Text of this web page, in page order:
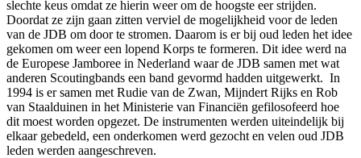
slechte keus omdat ze hierin weer om de hoogste eer strijden.
Doordat ze zijn gaan zitten verviel de mogelijkheid voor de leden
van de JDB om door te stromen. Daarom is er bij oud leden het idee
gekomen om weer een lopend Korps te formeren. Dit idee werd na
de Europese Jamboree in Nederland waar de JDB samen met wat
anderen Scoutingbands een band gevormd hadden uitgewerkt. In
1994 is er samen met Rudie van de Zwan, Mijndert Rijks en Rob
van Staalduinen in het Ministerie van Financiën gefilosofeerd hoe
dit moest worden opgezet. De instrumenten werden uiteindelijk bij
elkaar gebedeld, een onderkomen werd gezocht en velen oud JDB
leden werden aangeschreven.